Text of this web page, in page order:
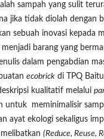
sampah yang sulit
jika tidak diolah dengan
sebuah inovasi kepada
barang yang
dalam pengabdian
ecobrick di TPQ
kualitatif melalui
untuk meminimalisir
ayat ekologi sekaligus
(Reduce, Reuse,